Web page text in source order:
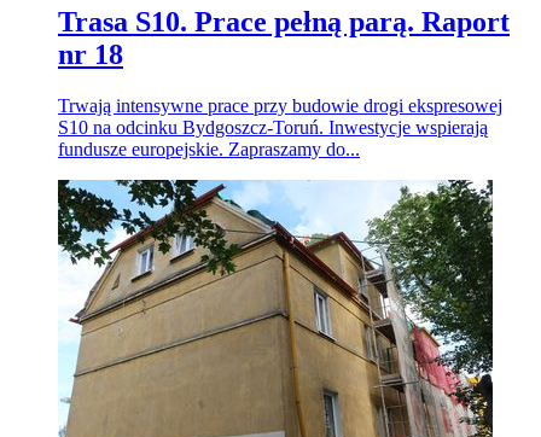
Trasa S10. Prace pełną parą. Raport
nr 18
Trwają intensywne prace przy budowie drogi ekspresowej
S10 na odcinku Bydgoszcz-Toruń. Inwestycje wspierają
fundusze europejskie. Zapraszamy do...